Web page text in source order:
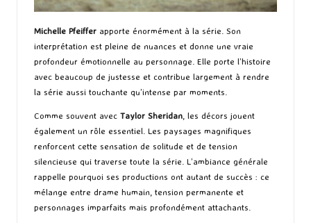
Michelle Pfeiffer apporte énormément à la série. Son
interprétation est pleine de nuances et donne une vraie
profondeur émotionnelle au personnage. Elle porte l’histoire
avec beaucoup de justesse et contribue largement à rendre
la série aussi touchante qu’intense par moments.
Comme souvent avec Taylor Sheridan , les décors jouent
également un rôle essentiel. Les paysages magnifiques
renforcent cette sensation de solitude et de tension
silencieuse qui traverse toute la série. L’ambiance générale
rappelle pourquoi ses productions ont autant de succès : ce
mélange entre drame humain, tension permanente et
personnages imparfaits mais profondément attachants.